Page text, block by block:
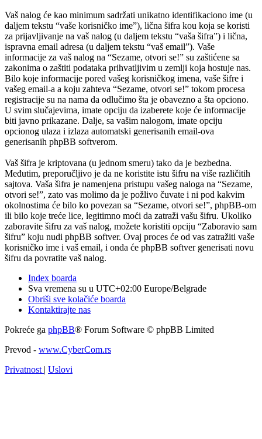
Vaš nalog će kao minimum sadržati unikatno identifikaciono ime (u
daljem tekstu “vaše korisničko ime”), lična šifra kou koja se koristi
za prijavljivanje na vaš nalog (u daljem tekstu “vaša šifra”) i lična,
ispravna email adresa (u daljem tekstu “vaš email”). Vaše
informacije za vaš nalog na “Sezame, otvori se!” su zaštićene sa
zakonima o zaštiti podataka prihvatljivim u zemlji koja hostuje nas.
Bilo koje informacije pored vašeg korisničkog imena, vaše šifre i
vašeg email-a a koju zahteva “Sezame, otvori se!” tokom procesa
registracije su na nama da odlučimo šta je obavezno a šta opciono.
U svim slučajevima, imate opciju da izaberete koje će informacije
biti javno prikazane. Dalje, sa vašim nalogom, imate opciju
opcionog ulaza i izlaza automatski generisanih email-ova
generisanih phpBB softverom.
Vaš šifra je kriptovana (u jednom smeru) tako da je bezbedna.
Međutim, preporučljivo je da ne koristite istu šifru na više različitih
sajtova. Vaša šifra je namenjena pristupu vašeg naloga na “Sezame,
otvori se!”, zato vas molimo da je požlivo čuvate i ni pod kakvim
okolnostima će bilo ko povezan sa “Sezame, otvori se!”, phpBB-om
ili bilo koje treće lice, legitimno moći da zatraži vašu šifru. Ukoliko
zaboravite šifru za vaš nalog, možete koristiti opciju “Zaboravio sam
šifru” koju nudi phpBB softver. Ovaj proces će od vas zatražiti vaše
korisničko ime i vaš email, i onda će phpBB softver generisati novu
šifru da povratite vaš nalog.
Index boarda
Sva vremena su u UTC+02:00 Europe/Belgrade
Obriši sve kolačiće boarda
Kontaktirajte nas
Pokreće ga phpBB® Forum Software © phpBB Limited
Prevod - www.CyberCom.rs
Privatnost | Uslovi